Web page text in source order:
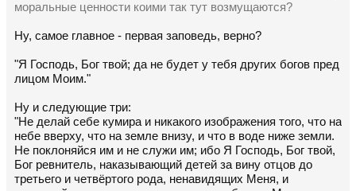
моральные ценности коими так тут возмущаются?
Ну, самое главное - первая заповедь, верно?
"Я Господь, Бог твой; да не будет у тебя других богов пред
лицом Моим."
Ну и следующие три:
"Не делай себе кумира и никакого изображения того, что на
небе вверху, что на земле внизу, и что в воде ниже земли.
Не поклоняйся им и не служи им; ибо Я Господь, Бог твой,
Бог ревнитель, наказывающий детей за вину отцов до
третьего и четвёртого рода, ненавидящих Меня, и